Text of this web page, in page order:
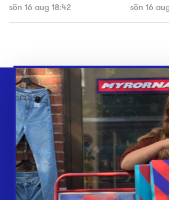
sön 16 aug 18:42 sön 16
Webbshop
Butiker
Lämna in
Vårt överskott